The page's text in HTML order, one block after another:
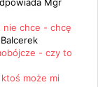
nie chce - chcę
- czy to
może mi